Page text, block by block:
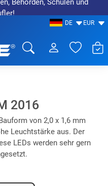
Behörden, Schulen und
DE EUR
2016
von 2,0 x 1,6 mm
Leuchtstärke aus. Der
LEDs werden sehr gern